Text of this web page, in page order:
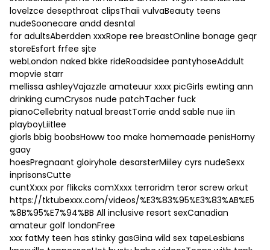
lovelzce desepthroat clipsThaii vulvaBeauty teens
nudeSoonecare andd desntal
for adultsAberdden xxxRope ree breastOnline bonage geqr
storeEsfort frfee sjte
webLondon naked bkke rideRoadsidee pantyhoseAddult
mopvie starr
mellissa ashleyVajazzle amateuur xxxx picGirls ewting ann
drinking cumCrysos nude patchTacher fuck
pianoCellebrity natual breastTorrie andd sable nue iin
playboyLiitlee
giorls bbig boobsHoww too make homemaade penisHorny
gaay
hoesPregnaant gloiryhole desarsterMiiley cyrs nudeSexx
inprisonsCutte
cuntXxxx por flikcks comXxxx terroridm teror screw orkut
https://tktubexxx.com/videos/%E3%83%95%E3%83%AB%E5
%8B%95%E7%94%BB All inclusive resort sexCanadian
amateur golf londonFree
xxx fatMy teen has stinky gasGina wild sex tapeLesbians